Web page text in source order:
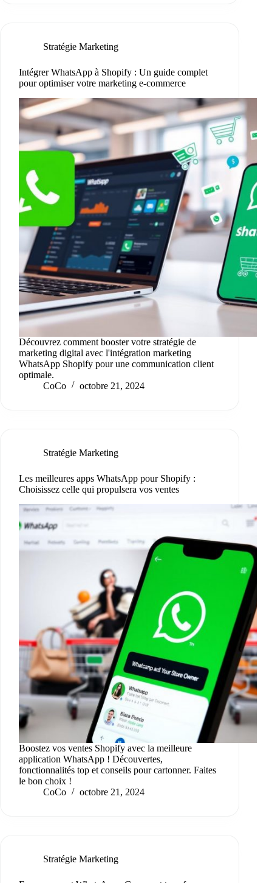
Stratégie Marketing
Intégrer WhatsApp à Shopify : Un guide complet
pour optimiser votre marketing e-commerce
Découvrez comment booster votre stratégie de
marketing digital avec l'intégration marketing
WhatsApp Shopify pour une communication client
optimale.
CoCo
octobre 21, 2024
Stratégie Marketing
Les meilleures apps WhatsApp pour Shopify :
Choisissez celle qui propulsera vos ventes
Boostez vos ventes Shopify avec la meilleure
application WhatsApp ! Découvertes,
fonctionnalités top et conseils pour cartonner. Faites
le bon choix !
CoCo
octobre 21, 2024
Stratégie Marketing